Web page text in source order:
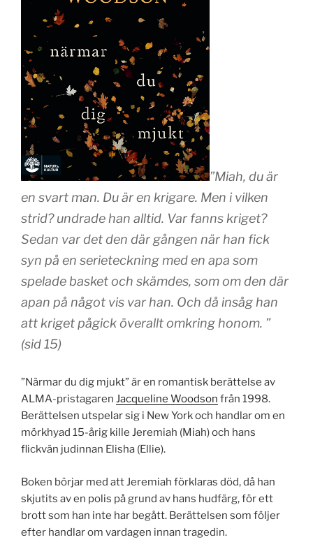
”Miah, du är
en svart man. Du är en krigare. Men i vilken
strid? undrade han alltid. Var fanns kriget?
Sedan var det den där gången när han fick
syn på en serieteckning med en apa som
spelade basket och skämdes, som om den där
apan på något vis var han. Och då insåg han
att kriget pågick överallt omkring honom. ”
(sid 15)
”Närmar du dig mjukt” är en romantisk berättelse av
ALMA-pristagaren Jacqueline Woodson från 1998.
Berättelsen utspelar sig i New York och handlar om en
mörkhyad 15-årig kille Jeremiah (Miah) och hans
flickvän judinnan Elisha (Ellie).
Boken börjar med att Jeremiah förklaras död, då han
skjutits av en polis på grund av hans hudfärg, för ett
brott som han inte har begått. Berättelsen som följer
efter handlar om vardagen innan tragedin.